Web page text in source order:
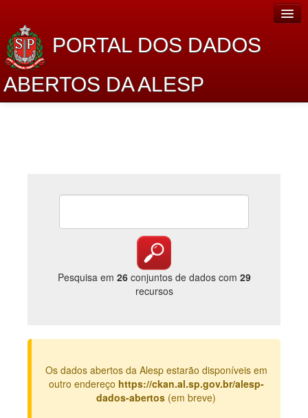
PORTAL DOS DADOS
ABERTOS DA ALESP
Lei de Acesso à Informação
Catálogo de dados
Legislação
Pesquisa em 26conjuntos de dados com 29
recursos
Os dados abertos da Alesp estarão disponíveis em
outro endereço https://ckan.al.sp.gov.br/alesp-
dados-abertos (em breve)